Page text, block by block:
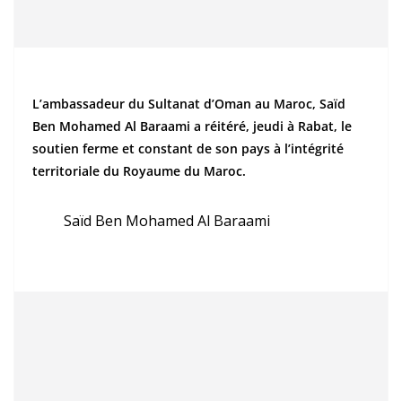
L’ambassadeur du Sultanat d’Oman au Maroc, Saïd
Ben Mohamed Al Baraami a réitéré, jeudi à Rabat, le
soutien ferme et constant de son pays à l’intégrité
territoriale du Royaume du Maroc.
Saïd Ben Mohamed Al Baraami